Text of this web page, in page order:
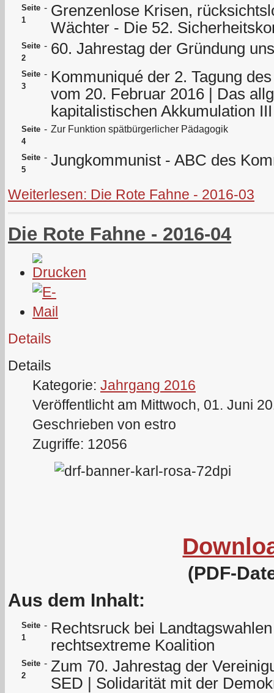
Seite
1
- Grenzenlose Krisen,
Wächter - Die 52.
Seite
2
- 60. Jahrestag der Gründung
Seite
3
- Kommuniqué der 2. Tagung
vom 20. Februar 2016 | Das
kapitalistischen Akkumulation III
Seite
4
- Zur Funktion spätbürgerlicher Pädagogik
Seite
5
- Jungkommunist - ABC des
Weiterlesen: Die Rote Fahne - 2016-03
Die Rote Fahne - 2016-04
Details
Details
Kategorie: Jahrgang 2016
Veröffentlicht am Mittwoch, 01. Juni
Geschrieben von estro
Zugriffe: 12056
(PDF-
Aus dem Inhalt:
Seite
1
- Rechtsruck bei
rechtsextreme Koalition
Seite
2
- Zum 70. Jahrestag der
SED | Solidarität mit der